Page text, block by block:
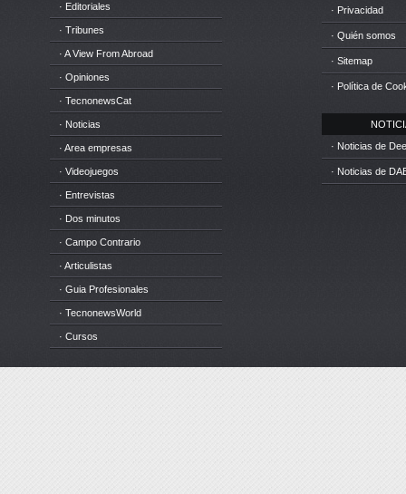
· Editoriales
· Tribunes
· A View From Abroad
· Opiniones
· TecnonewsCat
· Noticias
· Area empresas
· Videojuegos
· Entrevistas
· Dos minutos
· Campo Contrario
· Articulistas
· Guia Profesionales
· TecnonewsWorld
· Cursos
· Privacidad
· Quién somos
· Sitemap
· Política de
· Noticias de
· Noticias de